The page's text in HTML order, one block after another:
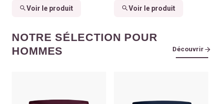
Voir le produit Voir le produit
NOTRE SÉLECTION POUR
HOMMES
Découvrir